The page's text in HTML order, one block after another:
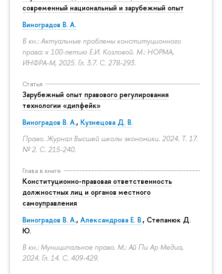
современный национальный и зарубежный опыт
Виноградов В. А.
В кн.: Актуальные проблемы конституционного
права: к 100-летию Е.И. Козловой. М.: НОРМА,
ИНФРА-М, 2025. Гл. 3.7. С. 278-293.
Статья
Зарубежный опыт правового регулирования
технологии «дипфейк»
Виноградов В. А., Кузнецова Д. В.
Право. Журнал Высшей школы экономики. 2024. Т. 17.
№ 2. С. 215-240.
Глава в книге
Конституционно-правовая ответственность
должностных лиц и органов местного
самоуправления
Виноградов В. А., Александрова Е. В., Степанюк Д.
Ю.
В кн.: Муниципальное право. М.: Ай Пи Ар Медиа,
2024. Гл. 14. С. 409-429.